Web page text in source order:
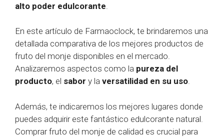
alto poder edulcorante
En este artículo de Farmaoclock, te brindaremos una
detallada comparativa de los mejores productos de
fruto del monje disponibles en el mercado.
Analizaremos aspectos como la pureza del
producto, el sabor y la versatilidad en su uso.
Además, te indicaremos los mejores lugares donde
puedes adquirir este fantástico edulcorante natural.
Comprar fruto del monje de calidad es crucial para